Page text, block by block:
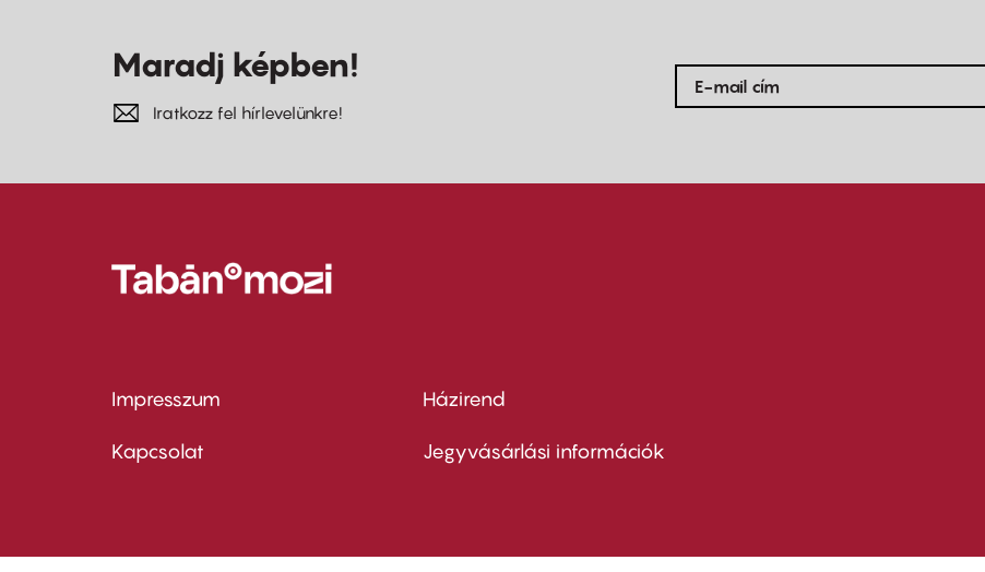
Maradj képben!
Iratkozz fel hírlevelünkre!
Footer
menu
Impresszum
Kapcsolat
Footer
menu
Házirend
Jegyvásárlási információk